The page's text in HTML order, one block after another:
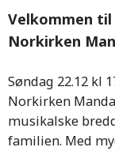
Velkommen til
Norkirken
Søndag 22.12 kl
Norkirken
musikalske
familien. Med